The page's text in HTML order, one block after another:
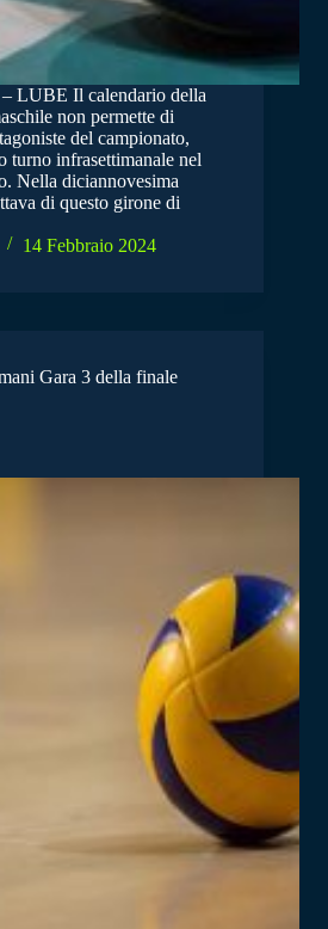
LUBE Il calendario della
non permette di
del campionato,
turno infrasettimanale nel
Nella diciannovesima
di questo girone di
14 Febbraio 2024
Gara 3 della finale